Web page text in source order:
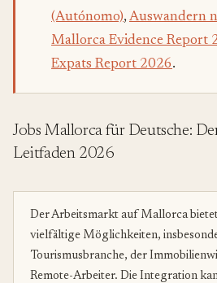
(Autónomo),Auswandern
Mallorca Evidence Report
Expats Report 2026.
Jobs Mallorca für Deutsche:
Leitfaden 2026
Der Arbeitsmarkt auf Mallorca
vielfältige Möglichkeiten,
Tourismusbranche, der
Remote-Arbeiter. Die Integration